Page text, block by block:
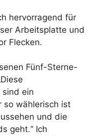
hervorragend für
Arbeitsplatte und
Flecken.
Fünf-Sterne-
sind ein
so wählerisch ist
und die
geht.“ Ich